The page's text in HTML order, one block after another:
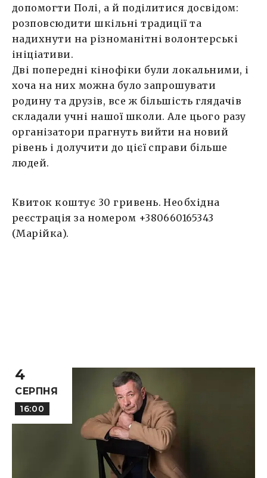
допомогти Полі, а й поділитися досвідом:
розповсюдити шкільні традиції та
надихнути на різноманітні волонтерські
ініціативи.
Дві попередні кінофіки були локальними, і
хоча на них можна було запрошувати
родину та друзів, все ж більшість глядачів
складали учні нашої школи. Але цього разу
організатори прагнуть вийти на новий
рівень і долучити до цієї справи більше
людей.
Квиток коштує 30 гривень. Необхідна
реєстрація за номером +380660165343
(Марійка).
4
СЕРПНЯ
16:00